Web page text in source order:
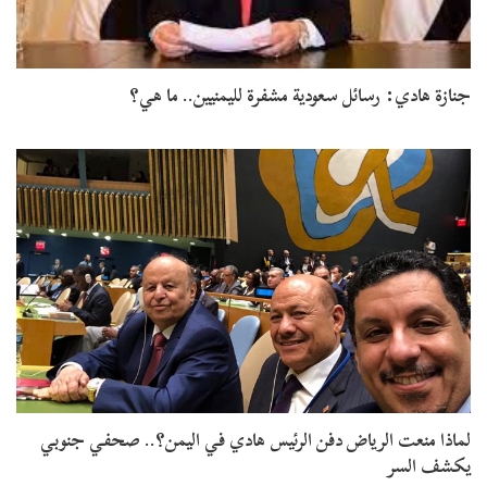
جنازة هادي: رسائل سعودية مشفرة لليمنيين.. ما هي؟
لماذا منعت الرياض دفن الرئيس هادي في اليمن؟.. صحفي جنوبي
يكشف السر